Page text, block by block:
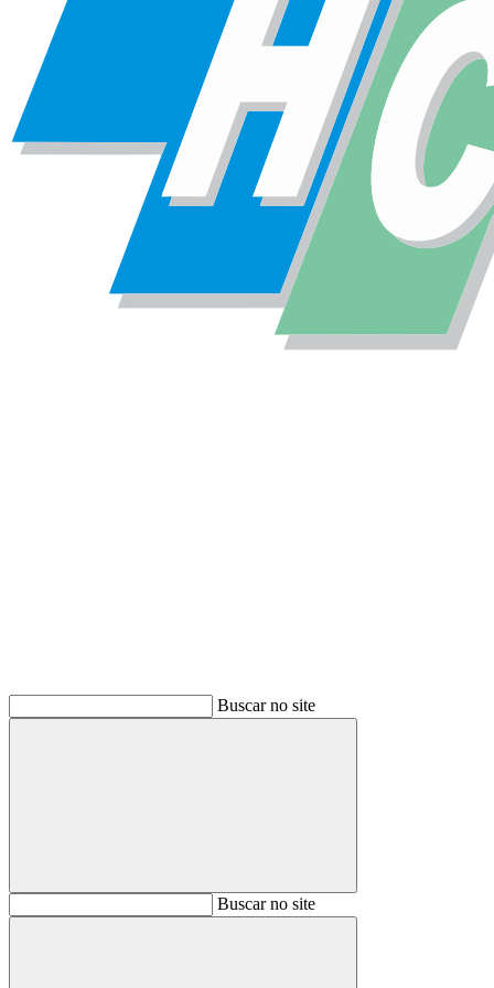
Buscar no site
BuscarBuscar no site